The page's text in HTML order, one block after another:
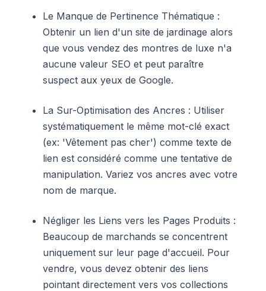
Le Manque de Pertinence Thématique :
Obtenir un lien d'un site de jardinage alors
que vous vendez des montres de luxe n'a
aucune valeur SEO et peut paraître
suspect aux yeux de Google.
La Sur-Optimisation des Ancres : Utiliser
systématiquement le même mot-clé exact
(ex: 'Vêtement pas cher') comme texte de
lien est considéré comme une tentative de
manipulation. Variez vos ancres avec votre
nom de marque.
Négliger les Liens vers les Pages Produits :
Beaucoup de marchands se concentrent
uniquement sur leur page d'accueil. Pour
vendre, vous devez obtenir des liens
pointant directement vers vos collections